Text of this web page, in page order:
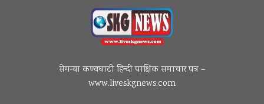
सेमन्या कण्वघाटी हिन्दी पाक्षिक समाचार पत्र –
www.liveskgnews.com